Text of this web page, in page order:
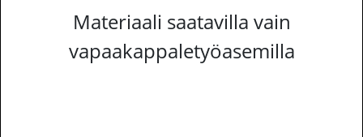
Materiaali saatavilla vain
vapaakappaletyöasemilla